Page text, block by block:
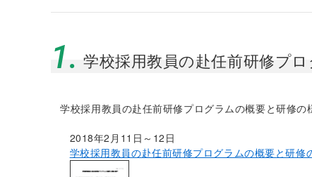
1. 学校採用教員の赴任前研修プ
学校採用教員の赴任前研修プログラムの概要と研修の
2018年2月11日～12日
学校採用教員の赴任前研修プログラムの概要と研修